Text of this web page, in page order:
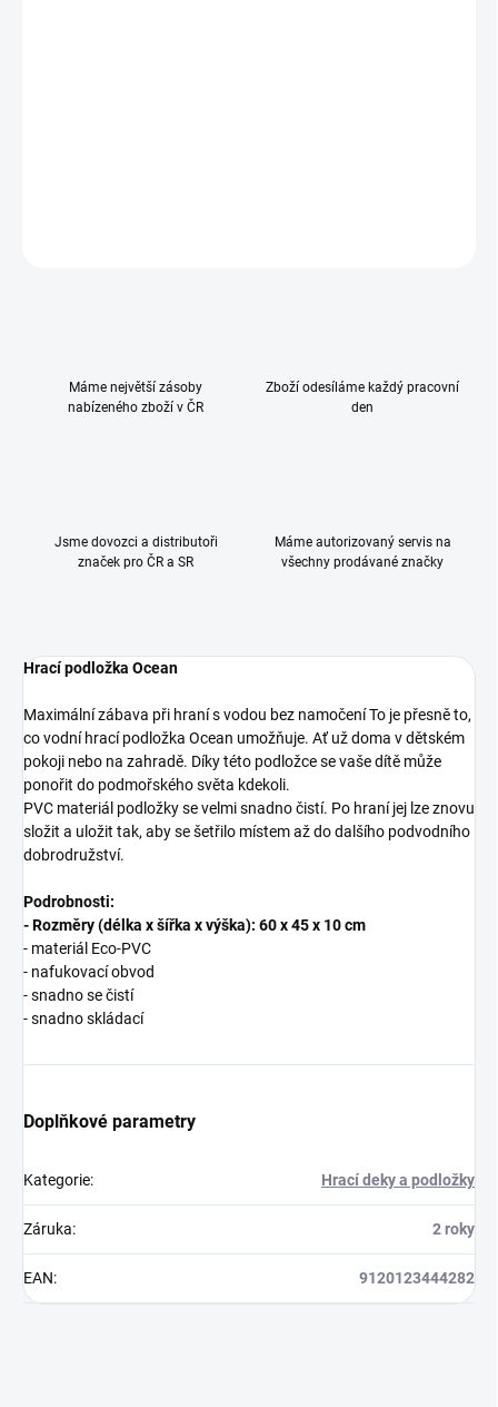
Máme největší zásoby
nabízeného zboží v ČR
Zboží odesíláme každý pracovní
den
Jsme dovozci a distributoři
značek pro ČR a SR
Máme autorizovaný servis na
všechny prodávané značky
Hrací podložka Ocean
Maximální zábava při hraní s vodou bez namočení To je přesně to,
co vodní hrací podložka Ocean umožňuje. Ať už doma v dětském
pokoji nebo na zahradě. Díky této podložce se vaše dítě může
ponořit do podmořského světa kdekoli.
PVC materiál podložky se velmi snadno čistí. Po hraní jej lze znovu
složit a uložit tak, aby se šetřilo místem až do dalšího podvodního
dobrodružství.
Podrobnosti:
- Rozměry (délka x šířka x výška): 60 x 45 x 10 cm
- materiál Eco-PVC
- nafukovací obvod
- snadno se čistí
- snadno skládací
Doplňkové parametry
Kategorie: Hrací deky a podložky
Záruka: 2 roky
EAN: 9120123444282